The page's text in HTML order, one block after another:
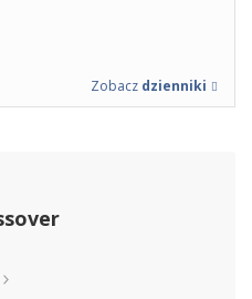
Zobacz dzienniki